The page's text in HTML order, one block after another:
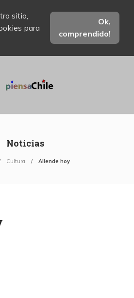
sitio,
para
Ok,
comprendido!
Noticias
Cultura Allende hoy